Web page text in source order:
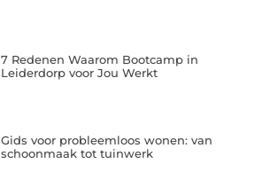
7 Redenen Waarom Bootcamp in
Leiderdorp voor Jou Werkt
Gids voor probleemloos wonen: van
schoonmaak tot tuinwerk